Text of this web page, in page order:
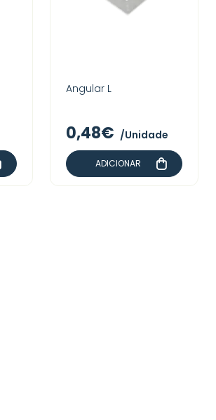
Angular L
0,48€ /Unidade
ADICIONAR